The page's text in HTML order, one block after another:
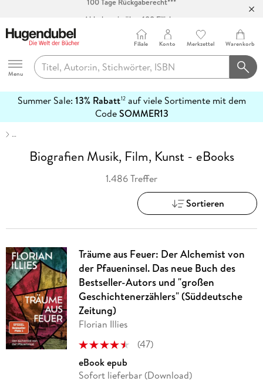
Abholung in über 100 Filialen
Hugendubel
Menu
Filiale Konto Merkzettel Warenkorb
Summer Sale: 13% Rabatt12auf viele Sortimente mit dem
CodeSOMMER13
erfahren
…
Biografien Musik, Film, Kunst - eBooks
1.486 Treffer
Sortieren
Träume aus Feuer: Der Alchemist von
der Pfaueninsel. Das neue Buch des
Bestseller-Autors und "großen
Geschichtenerzählers" (Süddeutsche
Zeitung)
Florian Illies
(47)
eBook epub
Sofort lieferbar (Download)